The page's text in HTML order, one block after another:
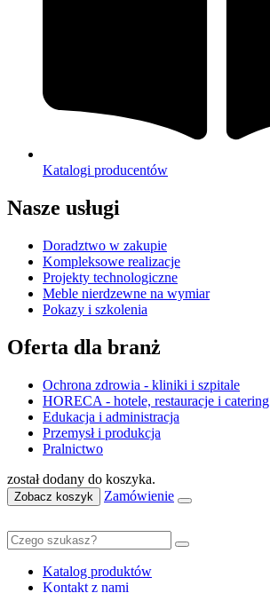
Katalogi producentów
Nasze usługi
Doradztwo w zakupie
Kompleksowe realizacje
Projekty technologiczne
Meble nierdzewne na wymiar
Pokazy i szkolenia
Oferta dla branż
Ochrona zdrowia - kliniki i szpitale
HORECA - hotele, restauracje i catering
Edukacja i administracja
Przemysł i produkcja
Pralnictwo
został dodany do koszyka.
Zobacz koszyk Zamówienie
Katalog produktów
Kontakt z nami